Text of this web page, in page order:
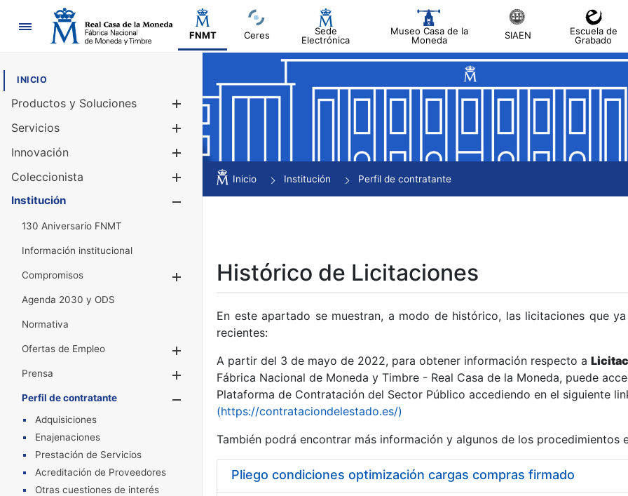
Navegación
FNMT Ceres
Sede
Electrónica
Museo Casa de la
Moneda
SIAEN
Escuela de
Grabado
INICIO
Productos y Soluciones
Mostrar/Ocultar
Servicios
Innovación
Coleccionista
Mostrar/Ocultar
Institución
130 Aniversario FNMT
Información institucional
Compromisos
Mostrar/Ocultar
Agenda 2030 y ODS
Normativa
Ofertas de Empleo
Prensa
Mostrar/Ocultar
Perfil de contratante
Mostrar/Ocultar
Adquisiciones
Enajenaciones
Prestación de Servicios
Acreditación de Proveedores
Otras cuestiones de interés
Inicio Institución Perfil de contratante
Histórico de Licitaciones
En este apartado se muestran, a modo de histórico, las licitaciones que
recientes:
A partir del 3 de mayo de 2022, para obtener información respecto a
Fábrica Nacional de Moneda y Timbre - Real Casa de la Moneda, puede
Plataforma de Contratación del Sector Público accediendo en el siguiente
(https://contrataciondelestado.es/)
También podrá encontrar más información y algunos de los procedimientos
Pliego condiciones optimización cargas compras firmado